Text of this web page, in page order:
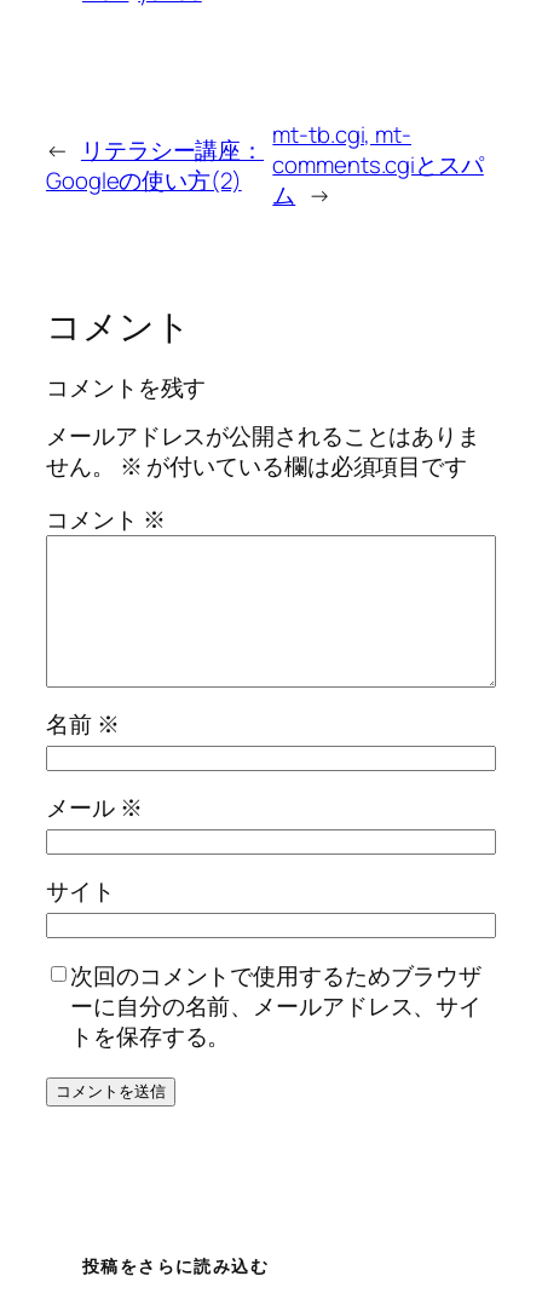
←
リテラシー講座：
Googleの使い方(2)
mt-tb.cgi, mt-
comments.cgiとスパ
ム →
コメント
コメントを残す
メールアドレスが公開されることはありま
せん。
※ が付いている欄は必須項目です
コメント ※
名前 ※
メール ※
サイト
次回のコメントで使用するためブラウザ
ーに自分の名前、メールアドレス、サイ
トを保存する。
投稿をさらに読み込む